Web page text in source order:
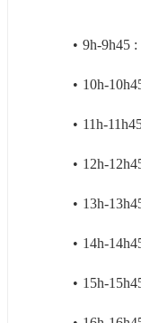
9h-9h45 :
10h-
11h-
12h-
13h-
14h-
15h-